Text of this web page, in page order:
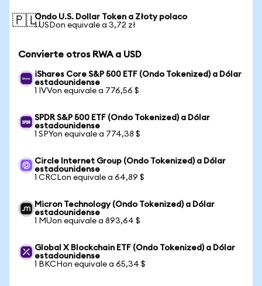
🇵🇱Ondo U.S. Dollar Token a Złoty polaco
1 USDon equivale a 3,72 zł
Convierte otros RWA a USD
iShares Core S&P 500 ETF (Ondo Tokenized) a Dólar
estadounidense
1 IVVon equivale a 776,56 $
SPDR S&P 500 ETF (Ondo Tokenized) a Dólar
estadounidense
1 SPYon equivale a 774,38 $
Circle Internet Group (Ondo Tokenized) a Dólar
estadounidense
1 CRCLon equivale a 64,89 $
Micron Technology (Ondo Tokenized) a Dólar
estadounidense
1 MUon equivale a 893,64 $
Global X Blockchain ETF (Ondo Tokenized) a Dólar
estadounidense
1 BKCHon equivale a 65,34 $